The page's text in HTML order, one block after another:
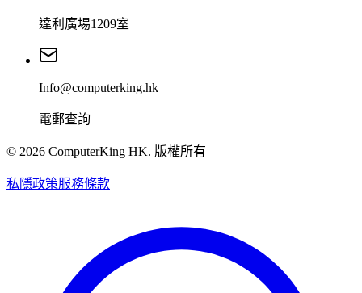
達利廣場1209室
Info@computerking.hk
電郵查詢
© 2026 ComputerKing HK. 版權所有
私隱政策服務條款